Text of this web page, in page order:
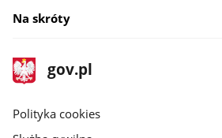
Na skróty
stopka
gov.pl
Strona
gov.pl
gov.pl
Polityka cookies